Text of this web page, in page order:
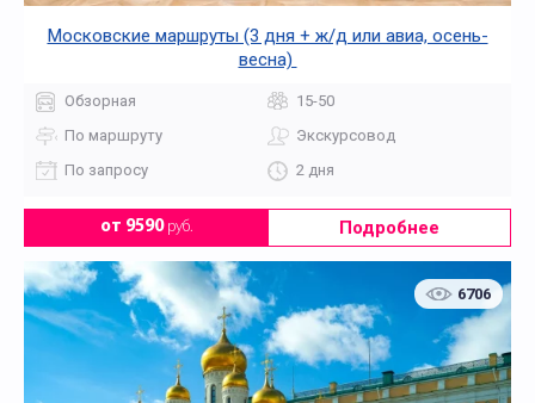
Московские маршруты (3 дня + ж/д или авиа, осень-
весна)
Обзорная
15-50
По маршруту
Экскурсовод
По запросу
2 дня
от 9590руб. Подробнее
6706